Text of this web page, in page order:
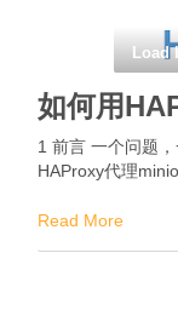
Load
如何用
1 前言 一个问题
HAProxy代理
Read More